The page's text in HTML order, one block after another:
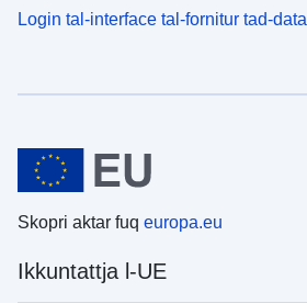
Login tal-interface tal-fornitur tad-data
Skopri aktar fuq europa.eu
Ikkuntattja l-UE